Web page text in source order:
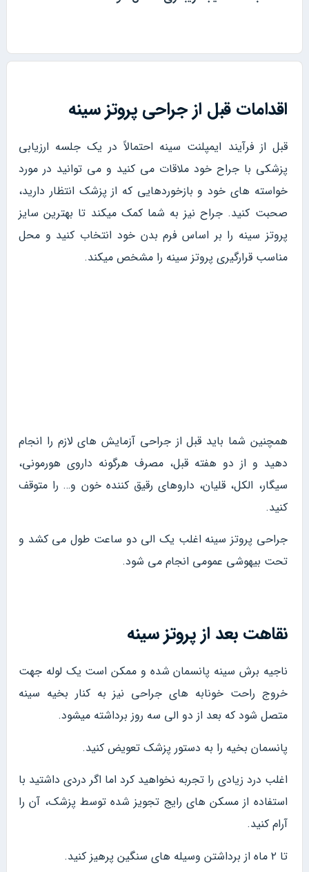
اقدامات قبل از جراحی پروتز سینه
قبل از فرآیند ایمپلنت سینه احتمالاً در یک جلسه ارزیابی
پزشکی با جراح خود ملاقات می کنید و می توانید در مورد
خواسته های خود و بازخوردهایی که از پزشک انتظار دارید،
صحبت کنید. جراح نیز به شما کمک میکند تا بهترین سایز
پروتز سینه را بر اساس فرم بدن خود انتخاب کنید و محل
مناسب قرارگیری پروتز سینه را مشخص میکند.
همچنین شما باید قبل از جراحی آزمایش های لازم را انجام
دهید و از دو هفته قبل، مصرف هرگونه داروی هورمونی،
سیگار، الکل، قلیان، داروهای رقیق کننده خون و… را متوقف
کنید.
جراحی پروتز سینه اغلب یک الی دو ساعت طول می کشد و
تحت بیهوشی عمومی انجام می‌ شود.
نقاهت بعد از پروتز سینه
ناجیه برش سینه پانسمان شده و ممکن است یک لوله جهت
خروج راحت خونابه های جراحی نیز به کنار بخیه سینه
متصل شود که بعد از دو الی سه روز برداشته میشود.
پانسمان بخیه را به دستور پزشک تعویض کنید.
اغلب درد زیادی را تجربه نخواهید کرد اما اگر دردی داشتید با
استفاده از مسکن های رایج تجویز شده توسط پزشک، آن را
آرام کنید.
تا ۲ ماه از برداشتن وسیله های سنگین پرهیز کنید.